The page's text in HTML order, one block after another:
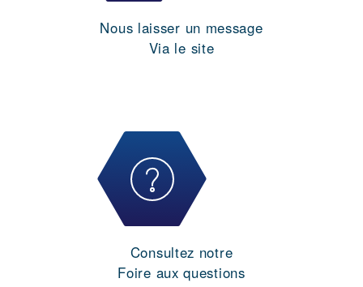
Nous laisser un message
Via le site
Consultez notre
Foire aux questions